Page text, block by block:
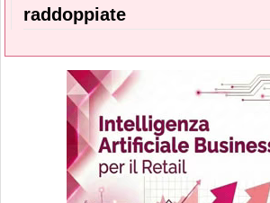
raddoppiate